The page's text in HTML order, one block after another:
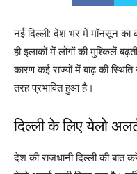
नई दिल्ली: देश भर में मॉनसून का
ही इलाकों में लोगों की मुश्किलें
कारण कई राज्यों में बाढ़ की
तरह प्रभावित हुआ है।
दिल्ली के लिए येलो
देश की राजधानी दिल्ली की बात